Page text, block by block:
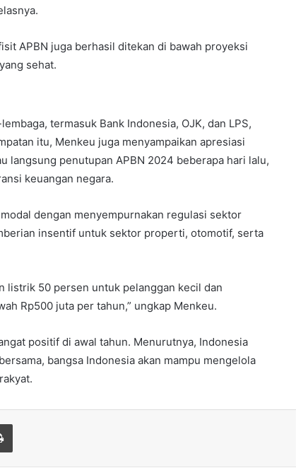
APBN juga berhasil ditekan di bawah proyeksi
sehat.
termasuk Bank Indonesia, OJK, dan LPS,
itu, Menkeu juga menyampaikan apresiasi
langsung penutupan APBN 2024 beberapa hari lalu,
keuangan negara.
dengan menyempurnakan regulasi sektor
insentif untuk sektor properti, otomotif, serta
listrik 50 persen untuk pelanggan kecil dan
Rp500 juta per tahun,” ungkap Menkeu.
positif di awal tahun. Menurutnya, Indonesia
bangsa Indonesia akan mampu mengelola